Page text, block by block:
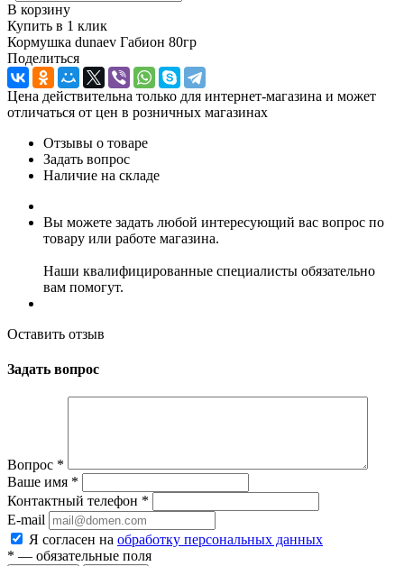
В корзину
Купить в 1 клик
Кормушка dunaev Габион 80гр
Поделиться
Цена действительна только для интернет-магазина и может
отличаться от цен в розничных магазинах
Отзывы о товаре
Задать вопрос
Наличие на складе
Вы можете задать любой интересующий вас вопрос по
товару или работе магазина.
Наши квалифицированные специалисты обязательно
вам помогут.
Оставить отзыв
Задать вопрос
Вопрос *
Ваше имя *
Контактный телефон *
E-mail
Я согласен на обработку персональных данных
* — обязательные поля